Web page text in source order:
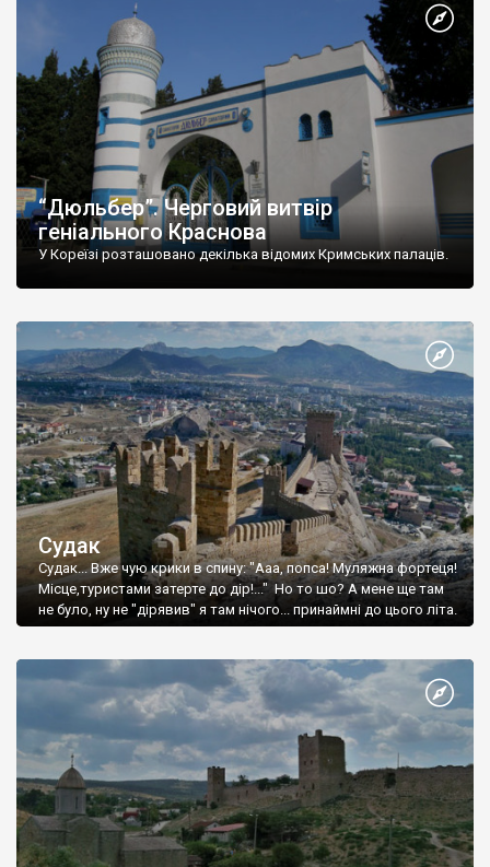
“Дюльбер”. Черговий витвір
геніального Краснова
У Кореїзі розташовано декілька відомих Кримських палаців.
Судак
Судак... Вже чую крики в спину: "Ааа, попса! Муляжна фортеця!
Місце,туристами затерте до дір!..." Но то шо? А мене ще там
не було, ну не "дірявив" я там нічого... принаймні до цього літа.